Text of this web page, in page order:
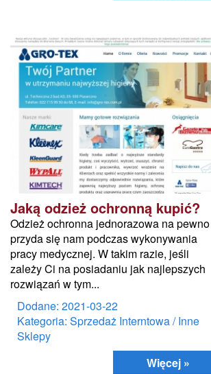
Jaką odzież ochronną kupić?
Odzież ochronna jednorazowa na pewno
przyda się nam podczas wykonywania
pracy medycznej. W takim razie, jeśli
zależy Ci na posiadaniu jak najlepszych
rozwiązań w tym...
Dodane: 2021-03-22
Kategoria: Sprzedaż Interntowa / Inne
Sklepy
Więcej »